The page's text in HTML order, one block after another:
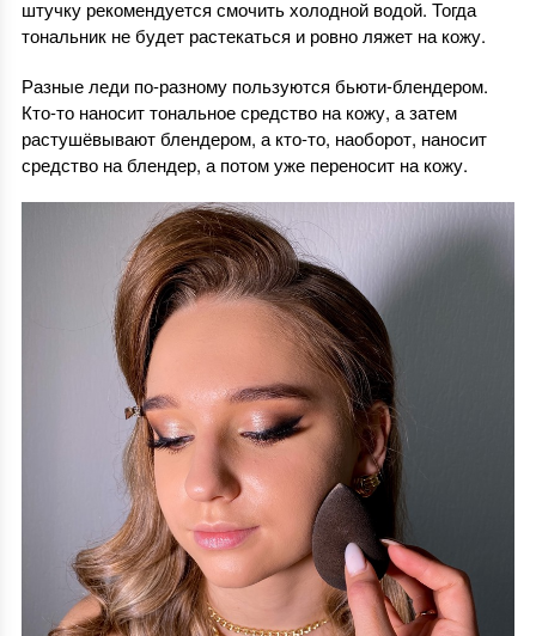
штучку рекомендуется смочить холодной водой. Тогда
тональник не будет растекаться и ровно ляжет на кожу.
Разные леди по-разному пользуются бьюти-блендером.
Кто-то наносит тональное средство на кожу, а затем
растушёвывают блендером, а кто-то, наоборот, наносит
средство на блендер, а потом уже переносит на кожу.